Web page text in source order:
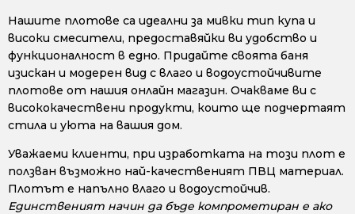
Нашите плотове са идеални за мивки тип купа и
високи смесители, предоставяйки ви удобство и
функционалност в едно. Придайте своята баня
изискан и модерен вид с влаго и водоустойчивите
плотове от нашия онлайн магазин. Очакваме ви с
висококачествени продукти, които ще подчертаят
стила и уюта на вашия дом.
Уважаеми клиенти, при изработката на този плот е
ползван възможно най-качественият ПВЦ материал.
Плотът е напълно влаго и водоустойчив.
Единственият начин да бъде компрометиран е ако